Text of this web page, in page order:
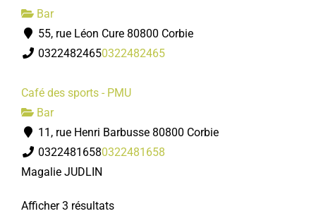
Bar
55, rue Léon Cure 80800 Corbie
03224824650322482465
Café des sports - PMU
Bar
11, rue Henri Barbusse 80800 Corbie
03224816580322481658
Magalie JUDLIN
Afficher 3 résultats